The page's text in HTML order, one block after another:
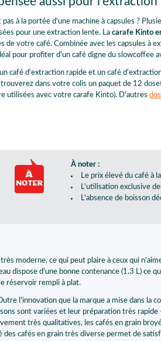
pas à la portée d'une machine à capsules ?
pour une extraction lente. La carafe Kinto
de votre café. Combinée avec les capsules à
pour profiter d'un café digne du slowcoffee
café d'extraction rapide et un café
dans votre colis un paquet de 12
utilisées avec votre carafe Kinto). D'autres
À noter :
Le prix élevé du café à
L'utilisation exclusive
L'absence de boisson
moderne, ce qui peut plaire à ceux qui
dispose d'une bonne contenance (1.3 L) ce
réservoir rempli à plat.
l'innovation que la marque a mise dans la
sont variées et leur préparation très
très qualitatives, les cafés en grain
cafés en grain très diverse permet de